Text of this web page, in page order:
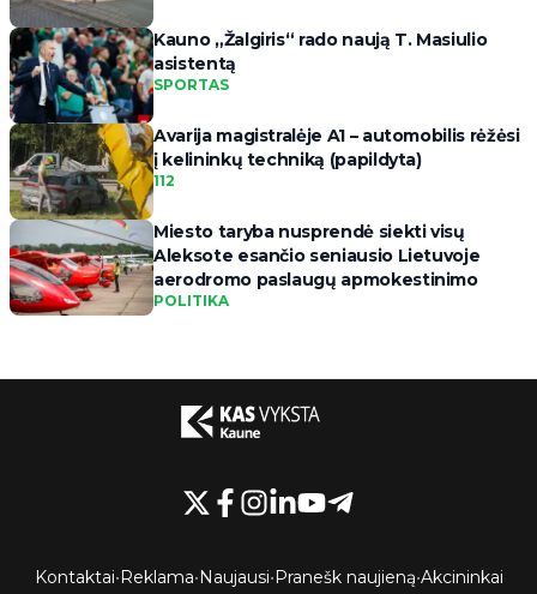
Kauno „Žalgiris“ rado naują T. Masiulio
asistentą
SPORTAS
Avarija magistralėje A1 – automobilis rėžėsi
į kelininkų techniką (papildyta)
112
Miesto taryba nusprendė siekti visų
Aleksote esančio seniausio Lietuvoje
aerodromo paslaugų apmokestinimo
POLITIKA
Kontaktai•Reklama•Naujausi•Pranešk naujieną•Akcininkai